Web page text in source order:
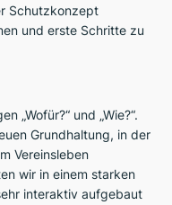
Schutzkonzept
und erste Schritte zu
„Wofür?“ und „Wie?“.
Grundhaltung, in der
Vereinsleben
wir in einem starken
interaktiv aufgebaut